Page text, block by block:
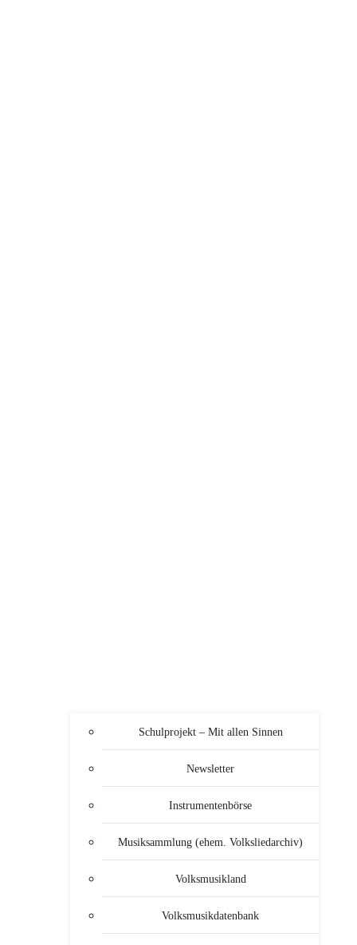
Schulprojekt – Mit allen Sinnen
Newsletter
Instrumentenbörse
Musiksammlung (ehem. Volksliedarchiv)
Volksmusikland
Volksmusikdatenbank